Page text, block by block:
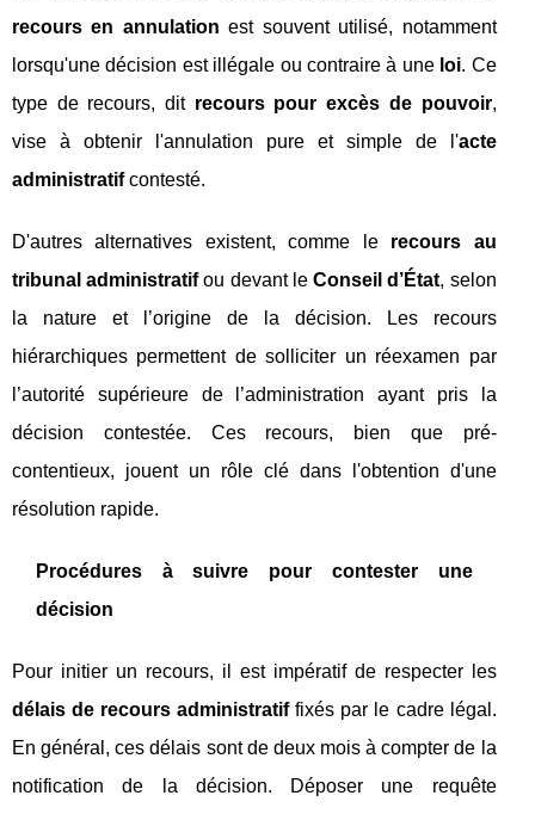
recours en annulation est souvent utilisé, notamment
lorsqu'une décision est illégale ou contraire à une loi. Ce
type de recours, dit recours pour excès de pouvoir,
vise à obtenir l'annulation pure et simple de l'acte
administratifcontesté.
D'autres alternatives existent, comme le recours au
tribunal administratifou devant leConseil d’État, selon
la nature et l’origine de la décision. Les recours
hiérarchiques permettent de solliciter un réexamen par
l’autorité supérieure de l’administration ayant pris la
décision contestée. Ces recours, bien que pré-
contentieux, jouent un rôle clé dans l'obtention d'une
résolution rapide.
Procédures à suivre pour contester une
décision
Pour initier un recours, il est impératif de respecter les
délais de recours administratiffixés par le cadre légal.
En général, ces délais sont de deux mois à compter de la
notification de la décision. Déposer une requête